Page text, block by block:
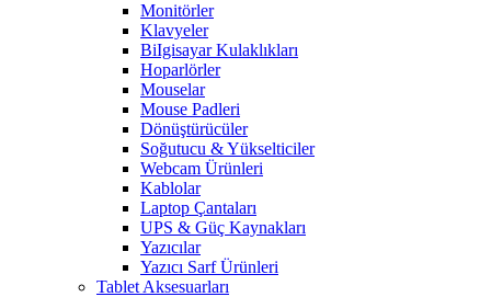
Monitörler
Klavyeler
BiIgisayar Kulaklıkları
Hoparlörler
Mouselar
Mouse Padleri
Dönüştürücüler
Soğutucu & Yükselticiler
Webcam Ürünleri
Kablolar
Laptop Çantaları
UPS & Güç Kaynakları
Yazıcılar
Yazıcı Sarf Ürünleri
Tablet Aksesuarları